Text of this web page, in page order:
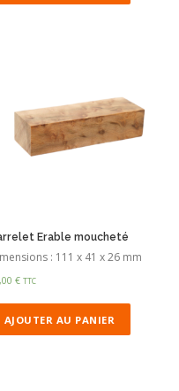
Erable moucheté
: 111 x 41 x 26 mm
€ TTC
AJOUTER AU PANIER